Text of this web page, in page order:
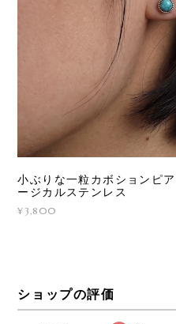
小ぶりな一粒カボションピ
ージカルステンレス
¥3,800
ショップの評価